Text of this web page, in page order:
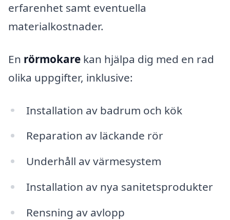
erfarenhet samt eventuella
materialkostnader.
En rörmokare kan hjälpa dig med en rad
olika uppgifter, inklusive:
Installation av badrum och kök
Reparation av läckande rör
Underhåll av värmesystem
Installation av nya sanitetsprodukter
Rensning av avlopp